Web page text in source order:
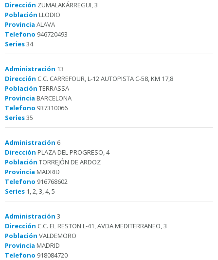
Dirección ZUMALAKÁRREGUI, 3
Población LLODIO
Provincia ALAVA
Telefono 946720493
Series34
Administración 13
Dirección C.C. CARREFOUR, L-12 AUTOPISTA C-58, KM 17,8
Población TERRASSA
Provincia BARCELONA
Telefono 937310066
Series35
Administración 6
Dirección PLAZA DEL PROGRESO, 4
Población TORREJÓN DE ARDOZ
Provincia MADRID
Telefono 916768602
Series 1, 2, 3, 4, 5
Administración 3
Dirección C.C. EL RESTON L-41, AVDA MEDITERRANEO, 3
Población VALDEMORO
Provincia MADRID
Telefono 918084720